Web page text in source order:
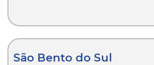
São Bento do Sul